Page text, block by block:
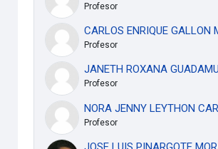
Profesor
CARLOS ENRIQUE GALLON
Profesor
JANETH ROXANA
Profesor
NORA JENNY LEYTHON
Profesor